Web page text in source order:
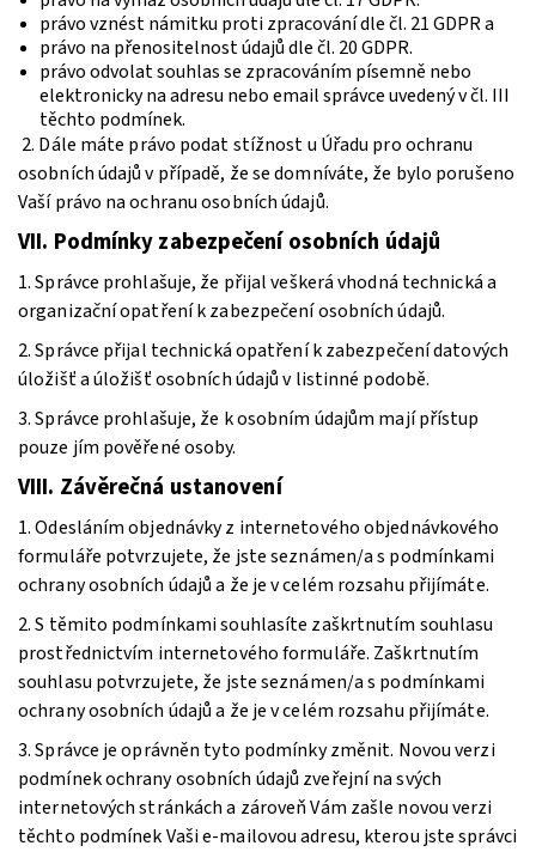
právo vznést námitku proti zpracování dle čl. 21 GDPR a
právo na přenositelnost údajů dle čl. 20 GDPR.
právo odvolat souhlas se zpracováním písemně nebo
elektronicky na adresu nebo email správce uvedený v čl. III
těchto podmínek.
2. Dále máte právo podat stížnost u Úřadu pro ochranu
osobních údajů v případě, že se domníváte, že bylo porušeno
Vaší právo na ochranu osobních údajů.
VII. Podmínky zabezpečení osobních údajů
1. Správce prohlašuje, že přijal veškerá vhodná technická a
organizační opatření k zabezpečení osobních údajů.
2. Správce přijal technická opatření k zabezpečení datových
úložišť a úložišť osobních údajů v listinné podobě.
3. Správce prohlašuje, že k osobním údajům mají přístup
pouze jím pověřené osoby.
VIII. Závěrečná ustanovení
1. Odesláním objednávky z internetového objednávkového
formuláře potvrzujete, že jste seznámen/a s podmínkami
ochrany osobních údajů a že je v celém rozsahu přijímáte.
2. S těmito podmínkami souhlasíte zaškrtnutím souhlasu
prostřednictvím internetového formuláře. Zaškrtnutím
souhlasu potvrzujete, že jste seznámen/a s podmínkami
ochrany osobních údajů a že je v celém rozsahu přijímáte.
3. Správce je oprávněn tyto podmínky změnit. Novou verzi
podmínek ochrany osobních údajů zveřejní na svých
internetových stránkách a zároveň Vám zašle novou verzi
těchto podmínek Vaši e-mailovou adresu, kterou jste správci